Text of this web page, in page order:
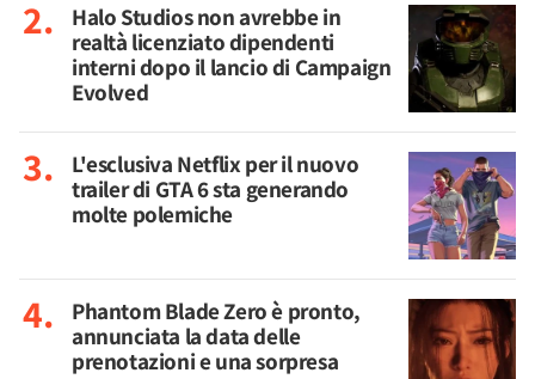
Halo Studios non avrebbe in
realtà licenziato dipendenti
interni dopo il lancio di Campaign
Evolved
L'esclusiva Netflix per il nuovo
trailer di GTA 6 sta generando
molte polemiche
Phantom Blade Zero è pronto,
annunciata la data delle
prenotazioni e una sorpresa